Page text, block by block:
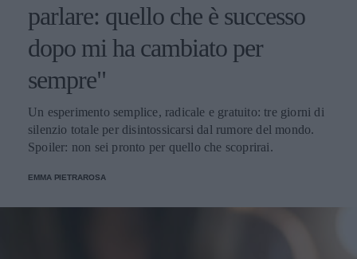
parlare: quello che è successo
dopo mi ha cambiato per
sempre"
Un esperimento semplice, radicale e gratuito: tre giorni di
silenzio totale per disintossicarsi dal rumore del mondo.
Spoiler: non sei pronto per quello che scoprirai.
EMMA PIETRAROSA